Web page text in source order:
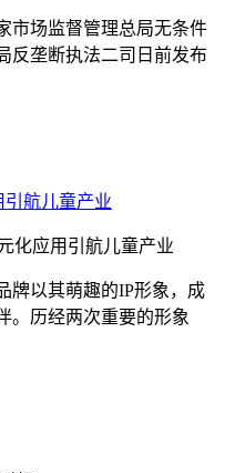
市场监督管理总局无条件
反垄断执法二司日前发布
引航儿童产业
牌以其萌趣的IP形象，成
。历经两次重要的形象